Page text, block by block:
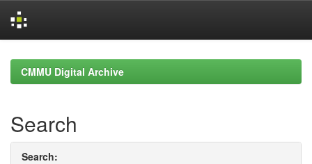
navigationCMMU Digital Archive
Search
Search: